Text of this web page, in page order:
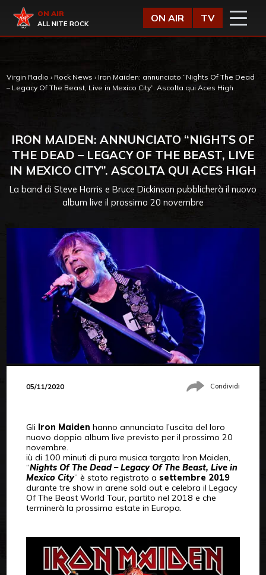
Virgin Radio
ON AIR
ALL NITE ROCK
ON AIR TV
Virgin Radio › Rock News › Iron Maiden: annunciato “Nights Of The Dead
– Legacy Of The Beast, Live in Mexico City”. Ascolta qui Aces High
IRON MAIDEN: ANNUNCIATO “NIGHTS OF
THE DEAD – LEGACY OF THE BEAST, LIVE
IN MEXICO CITY”. ASCOLTA QUI ACES HIGH
La band di Steve Harris e Bruce Dickinson pubblicherà il nuovo
album live il prossimo 20 novembre
05/11/2020 Condividi
Gli Iron Maiden hanno annunciato l’uscita del loro
nuovo doppio album live previsto per il prossimo 20
novembre.
iù di 100 minuti di pura musica targata Iron Maiden,
“Nights Of The Dead – Legacy Of The Beast, Live in
Mexico City” è stato registrato a settembre 2019
durante tre show in arene sold out e celebra il Legacy
Of The Beast World Tour, partito nel 2018 e che
terminerà la prossima estate in Europa.